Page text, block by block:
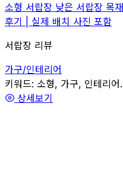
소형 서랍장 낮은 서랍장 목
후기 | 실제 배치 사진 포함
서랍장 리뷰
가구/인테리어
관련
키워드: 소형, 가구, 인테리어
상세보기